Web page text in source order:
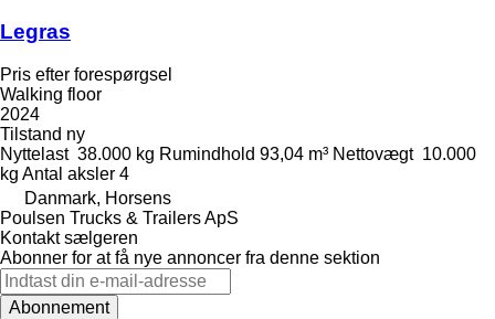
Legras
Pris efter forespørgsel
Walking floor
2024
Tilstand ny
Nyttelast 38.000 kg Rumindhold 93,04 m³ Nettovægt 10.000
kg Antal aksler 4
Danmark, Horsens
Poulsen Trucks & Trailers ApS
Kontakt sælgeren
Abonner for at få nye annoncer fra denne sektion
Abonnement